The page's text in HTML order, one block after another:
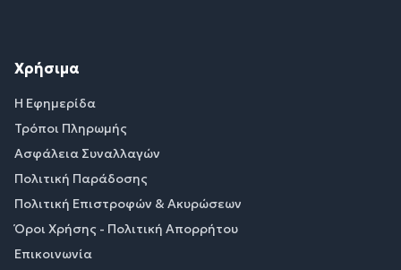
Χρήσιμα
Η Εφημερίδα
Τρόποι Πληρωμής
Ασφάλεια Συναλλαγών
Πολιτική Παράδοσης
Πολιτική Επιστροφών & Ακυρώσεων
Όροι Χρήσης - Πολιτική Απορρήτου
Επικοινωνία